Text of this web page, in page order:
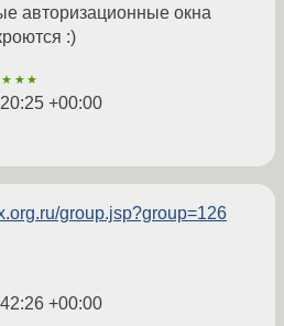
авторизационные окна
:)
+00:00
group.jsp?group=126
+00:00